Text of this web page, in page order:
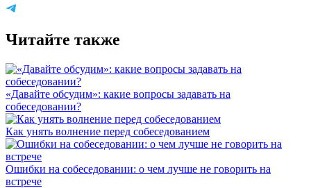
Читайте также
«Давайте обсудим»: какие вопросы задавать на
собеседовании?
Как унять волнение перед собеседованием
Ошибки на собеседовании: о чем лучше не говорить на
встрече